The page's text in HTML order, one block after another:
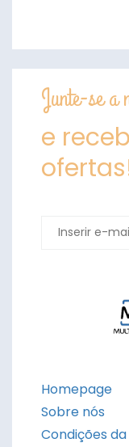
Junte-se a
e
Homepage
Sobre nós
Condições